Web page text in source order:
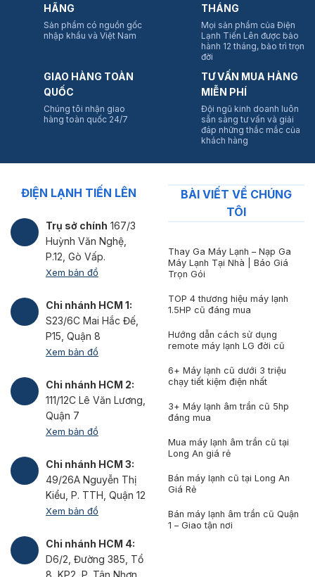
HÃNG
Sản phẩm có nguồn gốc
nhập khẩu và Việt Nam
THÁNG
Mọi sản phẩm của Điện
Lạnh Tiến Lên được bảo
hành 12 tháng, bảo trì trọn
đời
GIAO HÀNG TOÀN
QUỐC
Chúng tôi nhận giao
hàng toàn quốc 24/7
TƯ VẤN MUA HÀNG
MIỄN PHÍ
Đội ngũ kinh doanh luôn
sẵn sàng tư vấn và giải
đáp những thắc mắc của
khách hàng
ĐIỆN LẠNH TIẾN LÊN
Trụ sở chính 167/3
Huỳnh Văn Nghệ,
P.12, Gò Vấp.
Xem bản đồ
Chi nhánh HCM 1:
S23/6C Mai Hắc Đế,
P15, Quận 8
Xem bản đồ
Chi nhánh HCM 2:
111/12C Lê Văn Lương,
Quận 7
Xem bản đồ
Chi nhánh HCM 3:
49/26A Nguyễn Thị
Kiểu, P. TTH, Quận 12
Xem bản đồ
Chi nhánh HCM 4:
D6/2, Đường 385, Tổ
8, KP2, P. Tân Nhơn
BÀI VIẾT VỀ CHÚNG
TÔI
Thay Ga Máy Lạnh – Nạp Ga
Máy Lạnh Tại Nhà | Báo Giá
Trọn Gói
TOP 4 thương hiệu máy lạnh
1.5HP cũ đáng mua
Hướng dẫn cách sử dụng
remote máy lạnh LG đời cũ
6+ Máy lạnh cũ dưới 3 triệu
chạy tiết kiệm điện nhất
3+ Máy lạnh âm trần cũ 5hp
đáng mua
Mua máy lạnh âm trần cũ tại
Long An giá rẻ
Bán máy lạnh cũ tại Long An
Giá Rẻ
Bán máy lạnh âm trần cũ Quận
1 – Giao tận nơi